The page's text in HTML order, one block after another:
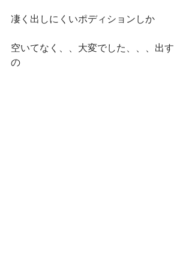
凄く出しにくいポディションしか
空いてなく、、大変でした、、、出す
の